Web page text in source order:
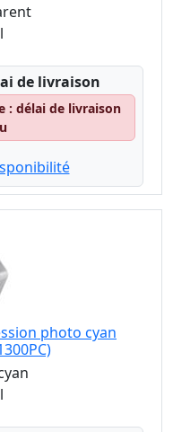
de livraison
: délai de livraison
photo cyan